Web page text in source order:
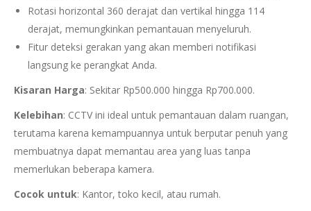
Rotasi horizontal 360 derajat dan vertikal hingga 114
derajat, memungkinkan pemantauan menyeluruh.
Fitur deteksi gerakan yang akan memberi notifikasi
langsung ke perangkat Anda.
Kisaran Harga: Sekitar Rp500.000 hingga Rp700.000.
Kelebihan: CCTV ini ideal untuk pemantauan dalam ruangan,
terutama karena kemampuannya untuk berputar penuh yang
membuatnya dapat memantau area yang luas tanpa
memerlukan beberapa kamera.
Cocok untuk: Kantor, toko kecil, atau rumah.